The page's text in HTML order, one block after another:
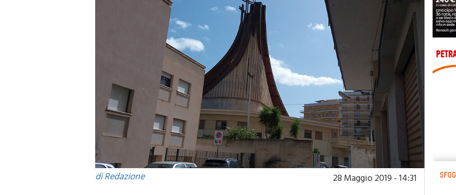
di Redazione
28 Maggio 2019 - 14:31